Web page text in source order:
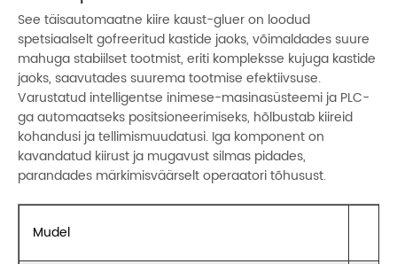
See täisautomaatne kiire kaust-gluer on loodud
spetsiaalselt gofreeritud kastide jaoks, võimaldades suure
mahuga stabiilset tootmist, eriti kompleksse kujuga kastide
jaoks, saavutades suurema tootmise efektiivsuse.
Varustatud intelligentse inimese-masinasüsteemi ja PLC-
ga automaatseks positsioneerimiseks, hõlbustab kiireid
kohandusi ja tellimismuudatusi. Iga komponent on
kavandatud kiirust ja mugavust silmas pidades,
parandades märkimisväärselt operaatori tõhusust.
Mudel